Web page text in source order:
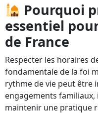
Pourquoi
essentiel
de France
Respecter les horaires
fondamentale de la foi
rythme de vie peut être
engagements
maintenir une pratique